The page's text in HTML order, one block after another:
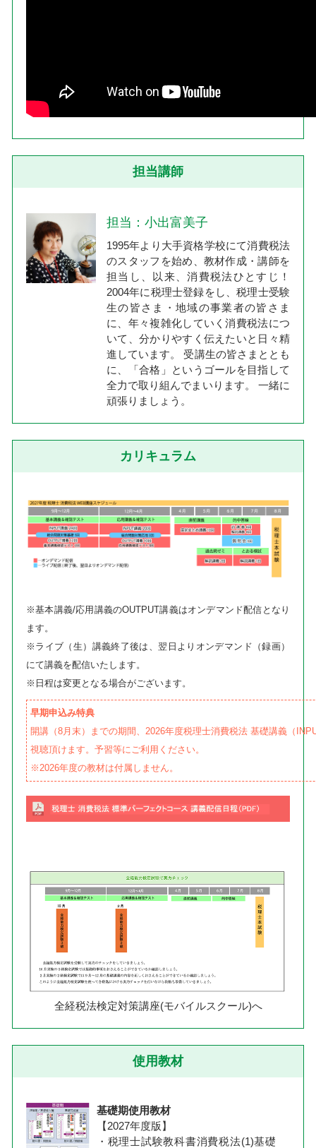
担当講師
担当：小出富美子
1995年より大手資格学校にて消費税法
のスタッフを始め、教材作成・講師を
担当し、以来、消費税法ひとすじ！
2004年に税理士登録をし、税理士受験
生の皆さま・地域の事業者の皆さま
に、年々複雑化していく消費税法につ
いて、分かりやすく伝えたいと日々精
進しています。 受講生の皆さまととも
に、「合格」というゴールを目指して
全力で取り組んでまいります。 一緒に
頑張りましょう。
カリキュラム
※基本講義/応用講義のOUTPUT講義はオンデマンド配信となり
ます。
※ライブ（生）講義終了後は、翌日よりオンデマンド（録画）
にて講義を配信いたします。
※日程は変更となる場合がございます。
早期申込み特典
開講（8月末）までの期間、2026年度税理士消費税法 基礎講義（
視聴頂けます。予習等にご利用ください。
※2026年度の教材は付属しません。
全経税法検定対策講座(モバイルスクール)へ
使用教材
基礎期使用教材
【2027年度版】
・税理士試験教科書消費税法(1)基礎